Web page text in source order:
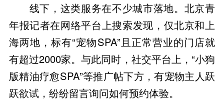
线下，这类服务在不少城市落地。北京青
年报记者在网络平台上搜索发现，仅北京和上
海两地，标有“宠物SPA”且正常营业的门店就
有超过2000家。与此同时，社交平台上，“小狗
版精油疗愈SPA”等推广帖下方，有宠物主人跃
跃欲试，纷纷留言询问如何预约体验。